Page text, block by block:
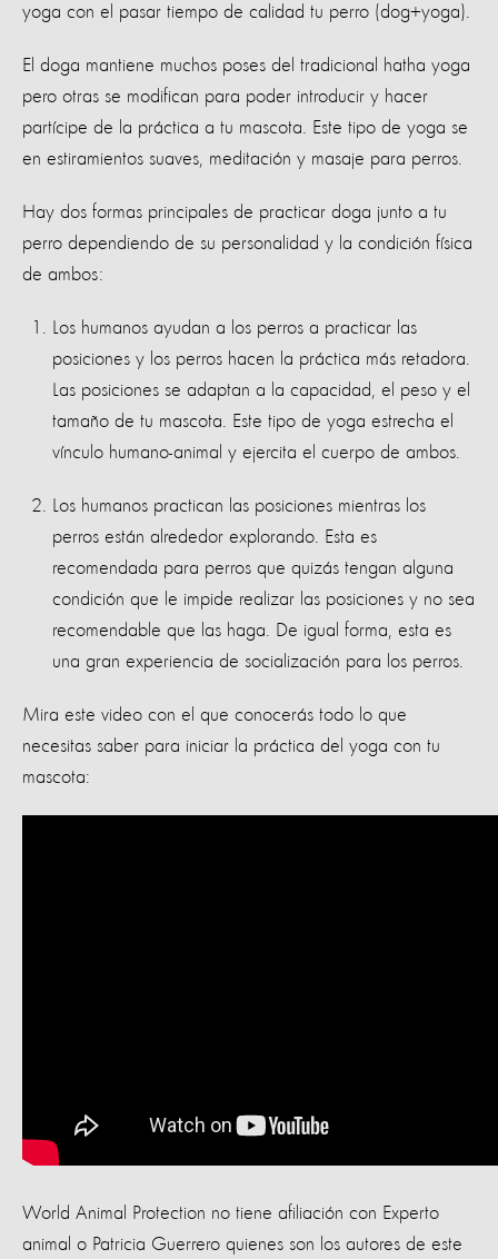
yoga con el pasar tiempo de calidad tu perro (dog+yoga).
El doga mantiene muchos poses del tradicional hatha yoga
pero otras se modifican para poder introducir y hacer
partícipe de la práctica a tu mascota. Este tipo de yoga se
en estiramientos suaves, meditación y masaje para perros.
Hay dos formas principales de practicar doga junto a tu
perro dependiendo de su personalidad y la condición física
de ambos:
Los humanos ayudan a los perros a practicar las
posiciones y los perros hacen la práctica más retadora.
Las posiciones se adaptan a la capacidad, el peso y el
tamaño de tu mascota. Este tipo de yoga estrecha el
vínculo humano-animal y ejercita el cuerpo de ambos.
Los humanos practican las posiciones mientras los
perros están alrededor explorando. Esta es
recomendada para perros que quizás tengan alguna
condición que le impide realizar las posiciones y no sea
recomendable que las haga. De igual forma, esta es
una gran experiencia de socialización para los perros.
Mira este video con el que conocerás todo lo que
necesitas saber para iniciar la práctica del yoga con tu
mascota:
World Animal Protection no tiene afiliación con Experto
animal o Patricia Guerrero quienes son los autores de este